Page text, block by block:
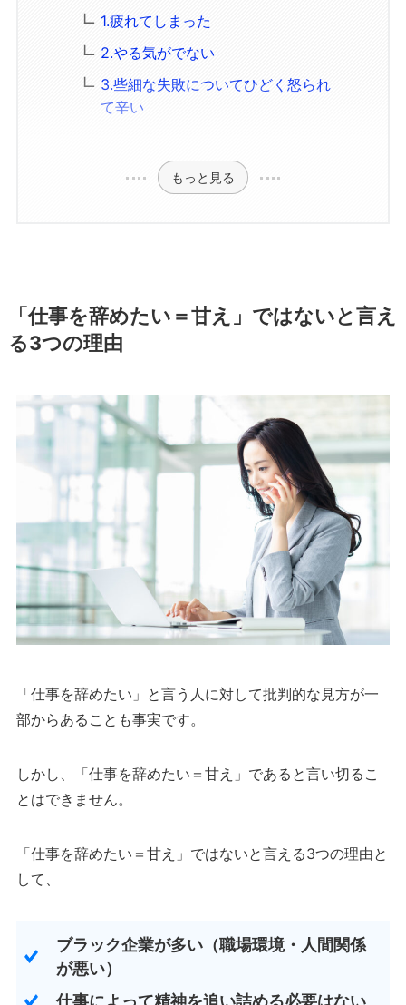
1.疲れてしまった
2.やる気がでない
3.些細な失敗についてひどく怒られ
て辛い
もっと見る
「仕事を辞めたい＝甘え」ではないと言え
る3つの理由
「仕事を辞めたい」と言う人に対して批判的な見方が一
部からあることも事実です。
しかし、「仕事を辞めたい＝甘え」であると言い切るこ
とはできません。
「仕事を辞めたい＝甘え」ではないと言える3つの理由と
して、
ブラック企業が多い（職場環境・人間関係
が悪い）
仕事によって精神を追い詰める必要はない